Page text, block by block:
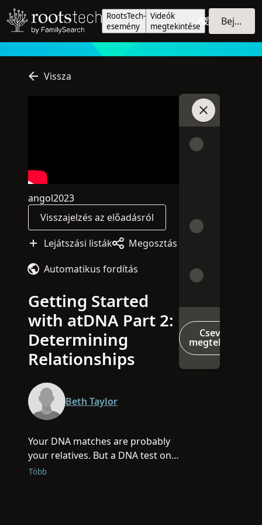
RootsTech-
esemény
Videók
megtekintése
Bejelentkezés
Vissza
angol
Ez az óra angol nyelven zajlik
2023
Az óra közzétételének éve: 2023
Visszajelzés az előadásról
Lejátszási listák
Megosztás
Automatikus fordítás
Getting Started
with atDNA Part 2:
Determining
Relationships
Beth Taylor
Your DNA matches are probably
your relatives. But a DNA test only
suggests a relationship exists.
Több
Csatlakozás a
Csevegés
megtekintése